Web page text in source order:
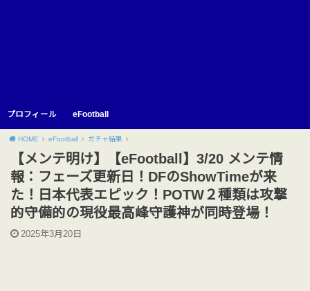
プロフィール eFootball
HOME eFootball ガチャ結果
【メンテ明け】【eFootball】3/20 メンテ情
報：フェーズ更新日！DFのShowTimeが来
た！日本代表エピック！POTW２種類は攻撃
的守備的の現役最高峰守護神が同時登場！
2025年3月20日